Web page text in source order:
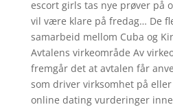
escort girls tas nye prøver på
vil være klare på fredag… De
samarbeid mellom Cuba og
Avtalens virkeområde Av
fremgår det at avtalen får
som driver virksomhet på
online dating vurderinger